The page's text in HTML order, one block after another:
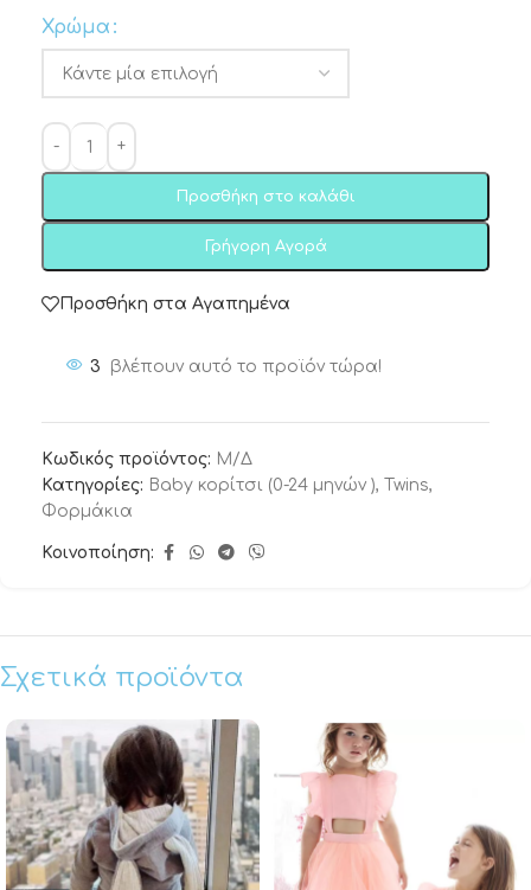
Χρώμα
Προσθήκη στο καλάθι
Γρήγορη Αγορά
Προσθήκη στα Αγαπημένα
3 βλέπουν αυτό το προϊόν τώρα!
Κωδικός προϊόντος: Μ/Δ
Κατηγορίες: Baby κορίτσι (0-24 μηνών ), Twins,
Φορμάκια
Κοινοποίηση:
Σχετικά προϊόντα